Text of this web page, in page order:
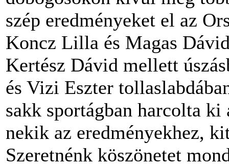
szép eredményeket el az
Koncz Lilla és Magas
Kertész Dávid mellett
és Vizi Eszter
sakk sportágban harcolta
nekik az eredményekhez,
Szeretnénk köszönetet